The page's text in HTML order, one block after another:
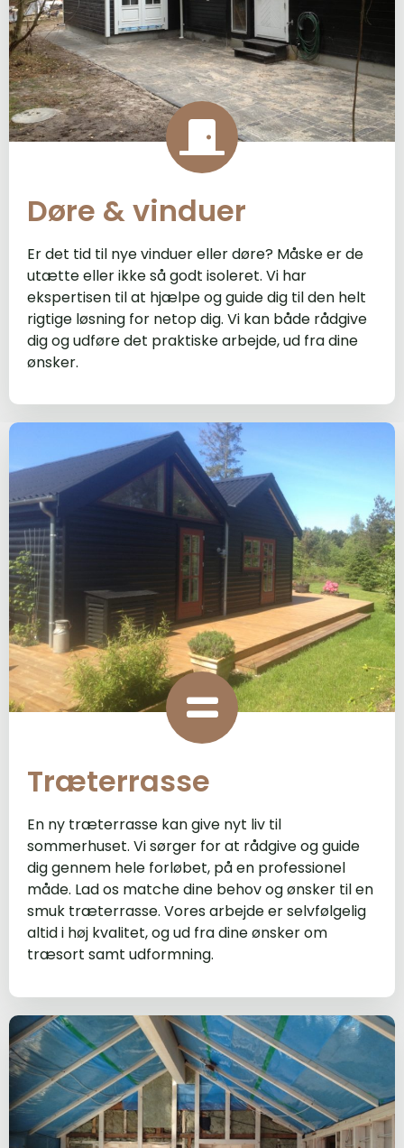
Døre & vinduer
Er det tid til nye vinduer eller døre? Måske er de
utætte eller ikke så godt isoleret. Vi har
ekspertisen til at hjælpe og guide dig til den helt
rigtige løsning for netop dig. Vi kan både rådgive
dig og udføre det praktiske arbejde, ud fra dine
ønsker.
Træterrasse
En ny træterrasse kan give nyt liv til
sommerhuset. Vi sørger for at rådgive og guide
dig gennem hele forløbet, på en professionel
måde. Lad os matche dine behov og ønsker til en
smuk træterrasse. Vores arbejde er selvfølgelig
altid i høj kvalitet, og ud fra dine ønsker om
træsort samt udformning.